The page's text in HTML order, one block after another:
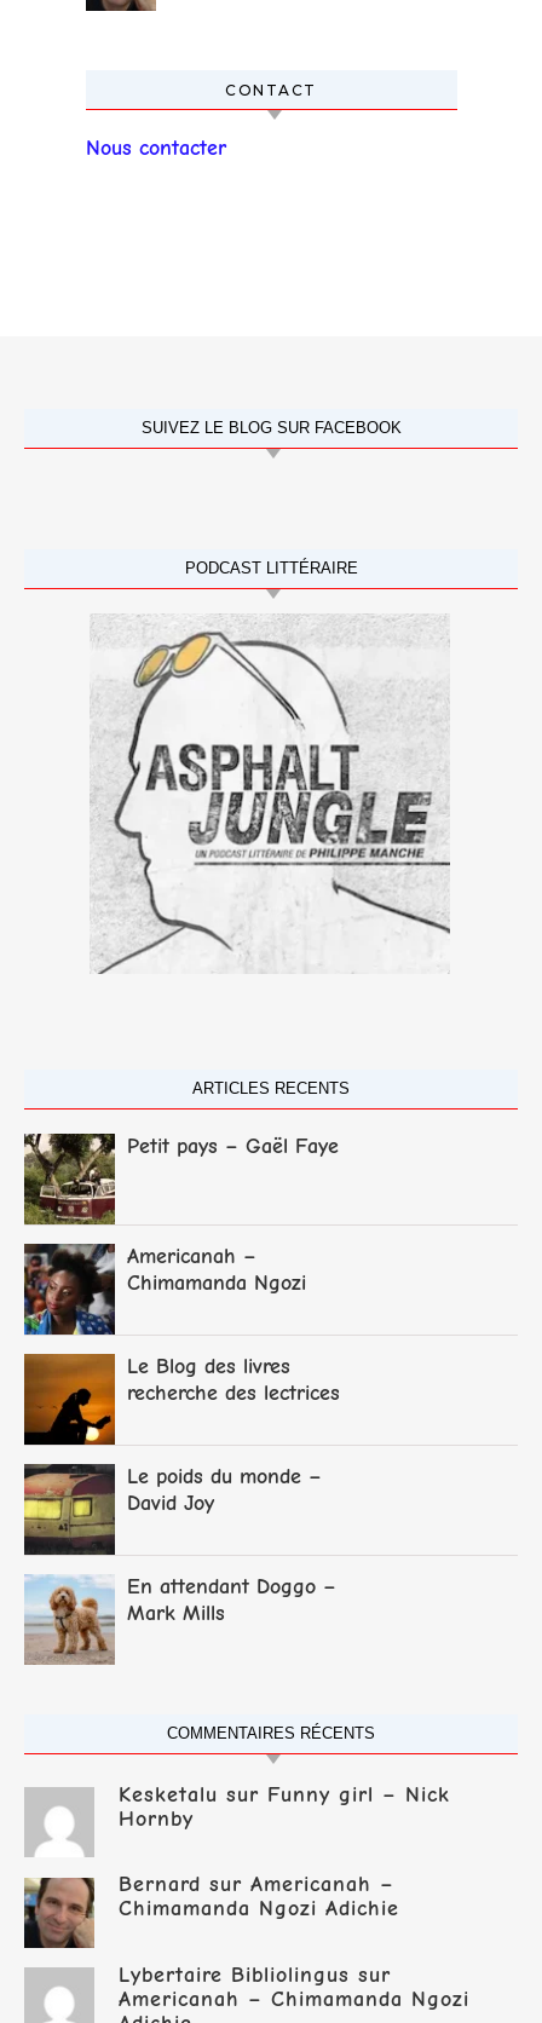
CONTACT
Nous contacter
SUIVEZ LE BLOG SUR FACEBOOK
PODCAST LITTÉRAIRE
ARTICLES RECENTS
Petit pays – Gaël Faye
Americanah –
Chimamanda Ngozi
Le Blog des livres
recherche des lectrices
Le poids du monde –
David Joy
En attendant Doggo –
Mark Mills
COMMENTAIRES RÉCENTS
Kesketalu sur Funny girl – Nick
Hornby
Bernard sur Americanah –
Chimamanda Ngozi Adichie
Lybertaire Bibliolingus sur
Americanah – Chimamanda Ngozi